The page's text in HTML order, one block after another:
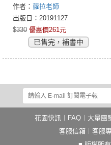
作者： 蘿拉老師
出版日：20191127
$330 優惠價261元
已售完，補書中
花園快訊 FAQ 大量團
客服信箱 ︱客服